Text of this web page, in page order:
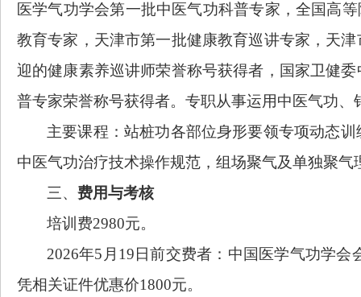
医学气功学会第一批中医气功科普专家，全国高
教育专家，天津市第一批健康教育巡讲专家，天
迎的健康素养巡讲师荣誉称号获得者，国家卫健
普专家荣誉称号获得者。专职从事运用中医气功
主要课程：站桩功各部位身形要领专项动态
中医气功治疗技术操作规范，组场聚气及单独聚气
三、 费用与考核
培训费2980元。
2026年5月19日前交费者：中国医学气功学
凭相关证件优惠价1800元。